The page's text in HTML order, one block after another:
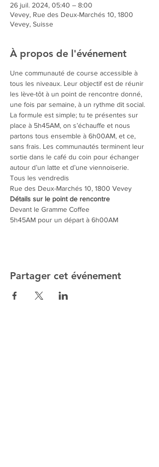
26 juil. 2024, 05:40 – 8:00
Vevey, Rue des Deux-Marchés 10, 1800
Vevey, Suisse
À propos de l'événement
Une communauté de course accessible à
tous les niveaux. Leur objectif est de réunir
les lève-tôt à un point de rencontre donné,
une fois par semaine, à un rythme dit social.
La formule est simple; tu te présentes sur
place à 5h45AM, on s’échauffe et nous
partons tous ensemble à 6h00AM, et ce,
sans frais. Les communautés terminent leur
sortie dans le café du coin pour échanger
autour d’un latte et d’une viennoiserie.
Tous les vendredis
Rue des Deux-Marchés 10, 1800 Vevey
Détails sur le point de rencontre
Devant le Gramme Coffee
5h45AM pour un départ à 6h00AM
Partager cet événement